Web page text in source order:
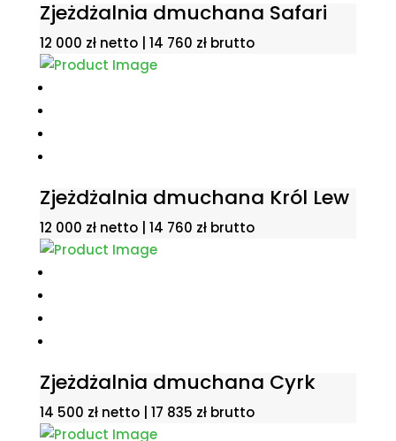
Zjeżdżalnia dmuchana Safari
12 000 zł netto | 14 760 złbrutto
Zjeżdżalnia dmuchana Król Lew
12 000 zł netto | 14 760 złbrutto
Zjeżdżalnia dmuchana Cyrk
14 500 zł netto | 17 835 złbrutto